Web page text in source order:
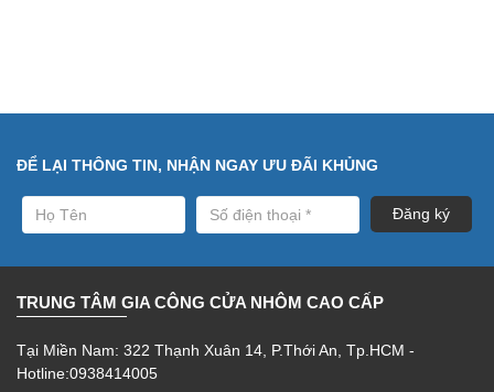
ĐỂ LẠI THÔNG TIN, NHẬN NGAY ƯU ĐÃI KHỦNG
TRUNG TÂM GIA CÔNG CỬA NHÔM CAO CẤP
Tại Miền Nam: 322 Thạnh Xuân 14, P.Thới An, Tp.HCM -
Hotline:0938414005